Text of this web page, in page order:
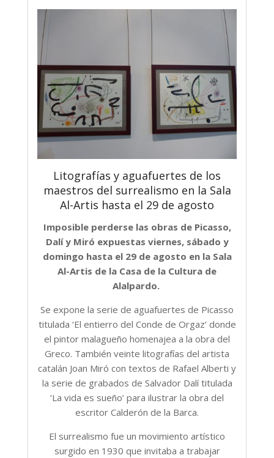
Litografías y aguafuertes de los
maestros del surrealismo en la Sala
Al-Artis hasta el 29 de agosto
Imposible perderse las obras de Picasso,
Dalí y Miró expuestas viernes, sábado y
domingo hasta el 29 de agosto en la Sala
Al-Artis de la Casa de la Cultura de
Alalpardo.
Se expone la serie de aguafuertes de Picasso
titulada ‘El entierro del Conde de Orgaz’ donde
el pintor malagueño homenajea a la obra del
Greco. También veinte litografías del artista
catalán Joan Miró con textos de Rafael Alberti y
la serie de grabados de Salvador Dalí titulada
‘La vida es sueño’ para ilustrar la obra del
escritor Calderón de la Barca.
El surrealismo fue un movimiento artístico
surgido en 1930 que invitaba a trabajar